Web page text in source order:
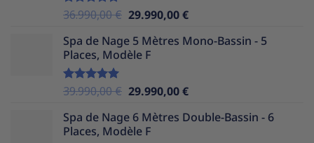
Note5.00
36.990,00€ Le
initial
était :
29.990,00€Le
actuel
Spa de Nage 5 Mètres Mono-Bassin - 5
Places, Modèle F
Note5.00
39.990,00€ Le
initial
était :
29.990,00€Le
actuel
Spa de Nage 6 Mètres Double-Bassin - 6
Places, Modèle F